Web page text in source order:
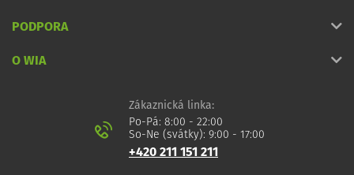
PODPORA
O WIA
Zákaznická linka:
Po-Pá: 8:00 - 22:00
So-Ne (svátky): 9:00 - 17:00
+420 211 151 211